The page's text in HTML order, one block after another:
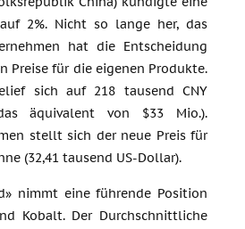
2%. Nicht so lange her, das
hat die Entscheidung
Preise für die eigenen Produkte.
sich auf 218 tausend CNY
äquivalent von $33 Mio.).
stellt sich der neue Preis für
(32,41 tausend US-Dollar).
nimmt eine führende Position
Kobalt. Der Durchschnittliche